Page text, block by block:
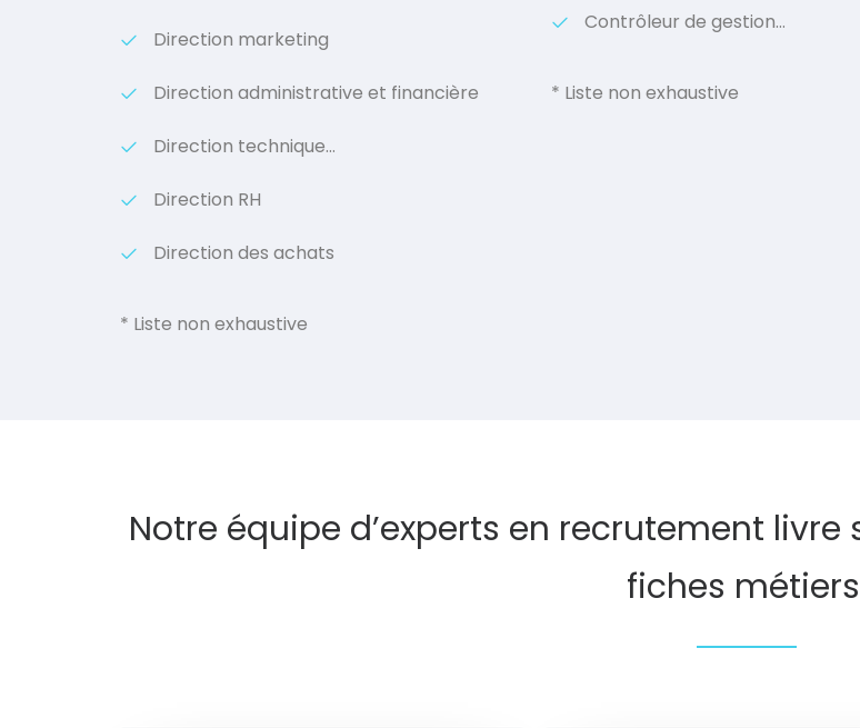
Direction marketing
Direction administrative et financière
Direction technique…
Direction RH
Direction des achats
* Liste non exhaustive
Contrôleur de gestion…
* Liste non exhaustive
Notre équipe d’experts en recrutement
fiches